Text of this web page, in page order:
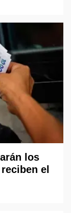
los
el